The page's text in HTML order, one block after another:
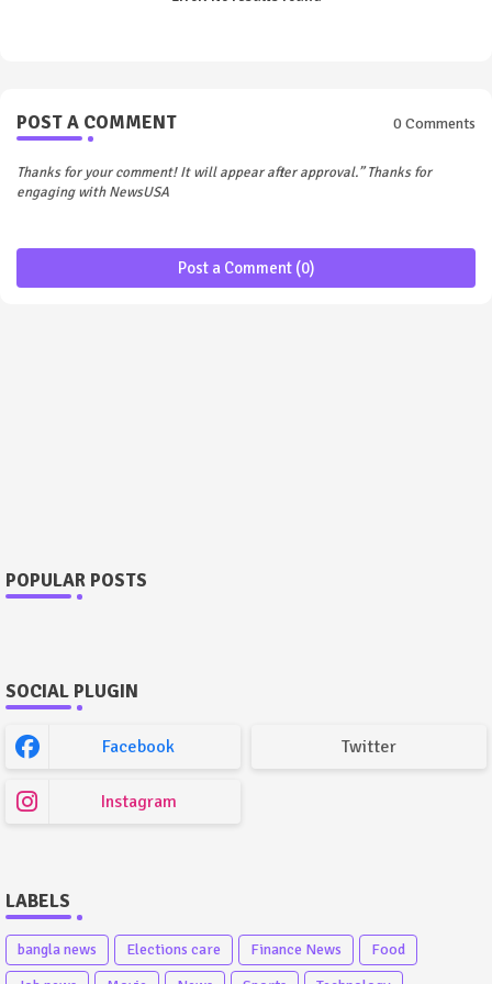
POST A COMMENT 0 Comments
Thanks for your comment! It will appear after approval.” Thanks for
engaging with NewsUSA
Post a Comment (0)
POPULAR POSTS
SOCIAL PLUGIN
Facebook Twitter
Instagram
LABELS
bangla news Elections care Finance News
Food